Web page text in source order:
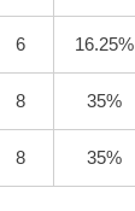
6 16.25%
8 35%
8 35%